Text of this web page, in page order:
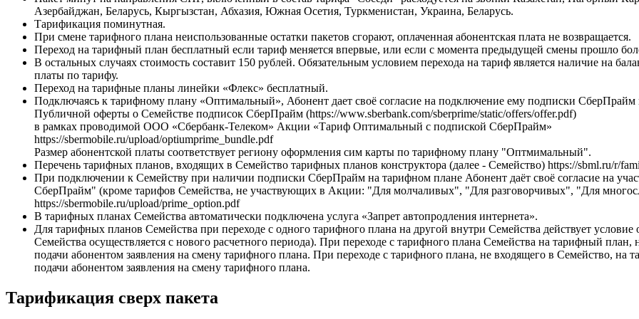
Азербайджан, Беларусь, Кыргызстан, Абхазия, Южная Осетия, Туркменистан, Украина, Беларусь.
Тарификация поминутная.
При смене тарифного плана неиспользованные остатки пакетов сгорают, оплаченная абонентская плата не возвращается.
Переход на тарифный план бесплатный если тариф меняется впервые, или если с момента предыдущей смены прошло
В остальных случаях стоимость составит 150 рублей. Обязательным условием перехода на тариф является наличие на
платы по тарифу.
Переход на тарифные планы линейки «Флекс» бесплатный.
Подключаясь к тарифному плану «Оптимальный», Абонент дает своё согласие на подключение ему подписки СберПрайм
Публичной оферты о Семействе подписок СберПрайм (https://www.sberbank.com/sberprime/static/offers/offer.pdf)
в рамках проводимой ООО «Сбербанк-Телеком» Акции «Тариф Оптимальный с подпиской СберПрайм»
https://sbermobile.ru/upload/optiumprime_bundle.pdf
Размер абонентской платы соответствует региону оформления сим карты по тарифному плану "Оптмимальный".
Перечень тарифных планов, входящих в Семейство тарифных планов конструктора (далее - Семейство) https://sbml.ru/r/
При подключении к Семейству при наличии подписки СберПрайм на тарифном плане Абонент даёт своё согласие на
СберПрайм" (кроме тарифов Семейства, не участвующих в Акции: "Для молчаливых", "Для разговорчивых", "Для
https://sbermobile.ru/upload/prime_option.pdf
В тарифных планах Семейства автоматически подключена услуга «Запрет автопродления интернета».
Для тарифных планов Семейства при переходе с одного тарифного плана на другой внутри Семейства действует
Семейства осуществляется с нового расчетного периода). При переходе с тарифного плана Семейства на тарифный
подачи абонентом заявления на смену тарифного плана. При переходе с тарифного плана, не входящего в Семейство, на
подачи абонентом заявления на смену тарифного плана.
Тарификация сверх пакета